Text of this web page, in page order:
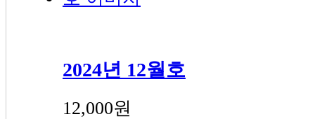
2024년 12월호
12,000원